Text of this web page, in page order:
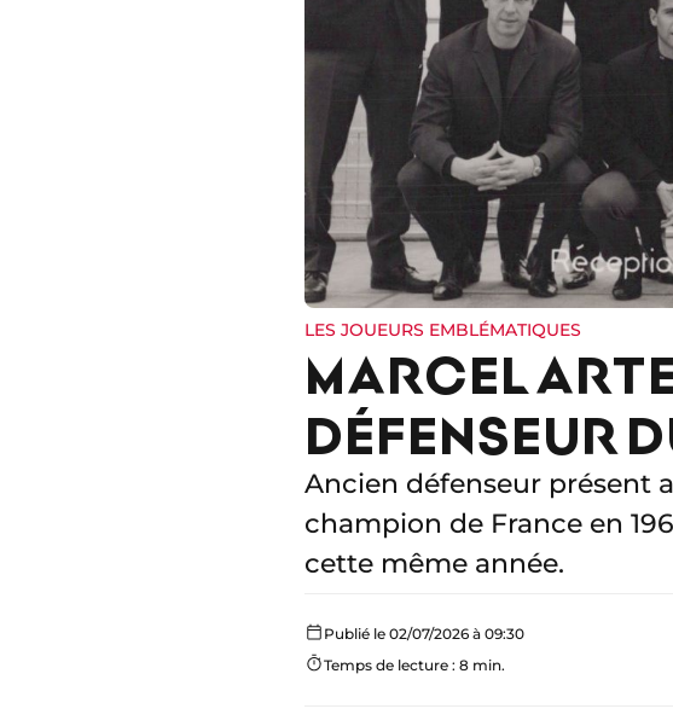
LES JOUEURS EMBLÉMATIQUES
MARCEL
DÉFENSEUR
Ancien défenseur présent
champion de France en
cette même année.
Publié le 02/07/2026 à 09:30
Temps de lecture : 8 min.